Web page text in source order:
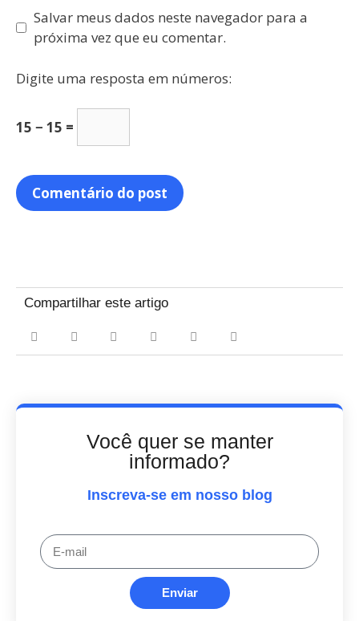
Salvar meus dados neste navegador para a
próxima vez que eu comentar.
Digite uma resposta em números:
15 − 15 =
Compartilhar este artigo
Você quer se manter
informado?
Inscreva-se em nosso blog
Enviar